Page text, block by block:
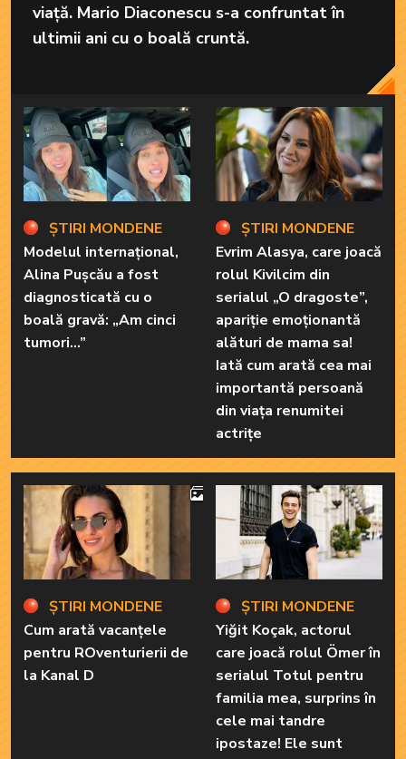
viață. Mario Diaconescu s-a confruntat în
ultimii ani cu o boală cruntă.
ȘTIRI MONDENE
Modelul internațional,
Alina Pușcău a fost
diagnosticată cu o
boală gravă: „Am cinci
tumori...”
ȘTIRI MONDENE
Cum arată vacanțele
pentru ROventurierii de
la Kanal D
ȘTIRI MONDENE
Evrim Alasya, care joacă
rolul Kivilcim din
serialul „O dragoste”,
apariție emoționantă
alături de mama sa!
Iată cum arată cea mai
importantă persoană
din viața renumitei
actrițe
ȘTIRI MONDENE
Yiğit Koçak, actorul
care joacă rolul Ömer în
serialul Totul pentru
familia mea, surprins în
cele mai tandre
ipostaze! Ele sunt